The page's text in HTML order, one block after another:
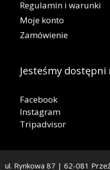
Regulamin i warunki
Moje konto
Zamówienie
Jesteśmy dostępni
Facebook
Instagram
Tripadvisor
ul. Rynkowa 87 | 62-081